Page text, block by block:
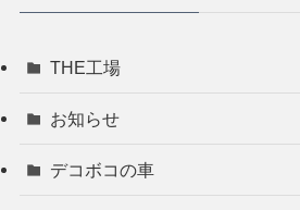
THE工場
お知らせ
デコボコの車